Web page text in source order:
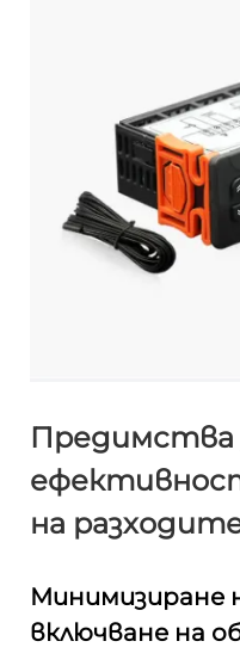
Предимства
на
Минимизиране
включване на